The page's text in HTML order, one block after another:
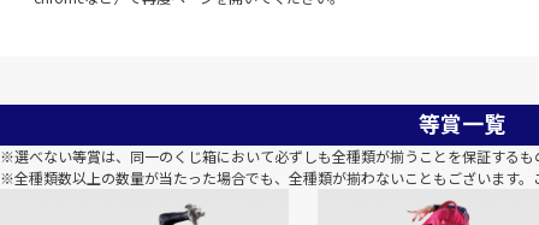
等賞一覧
※選べない等賞は、同一のくじ箱において必ずしも全種類が揃うことを保証する
※全種類数以上の数量が当たった場合でも、全種類が揃わないこともございます